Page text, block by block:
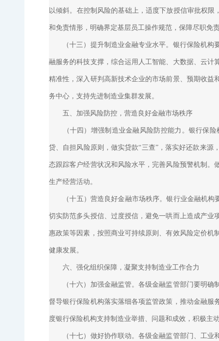
以倾斜。在控制风险的基础上，适度下放授信审批权
和免责情形，明确界定基层员工操作规范，保障尽职免
（十三）提升制造业金融专业水平。银行保险机构
融服务的科技支撑，综合运用人工智能、大数据、云
精准性，深入研判高新技术企业的市场前景、预期收
务中心，支持先进制造业集群发展。
五、加强风险防控，营造良好金融市场秩序
（十四）增强制造业金融风险防控能力。银行保险
贷、自担风险原则，做实贷款“三查”，落实好还款来
态跟踪客户经营状况和风险水平，完善风险预警机制
生产经营活动。
（十五）营造良好金融市场秩序。银行业金融机构要
切实防范多头授信、过度授信，避免一哄而上造成产
惠政策等因素，按照商业可持续原则、有效风险定价
健康发展。
六、强化组织保障，凝聚支持制造业工作合力
（十六）加强金融监管。各级金融监管部门要明确
督导银行保险机构落实落细各项监管政策，推动金融
度银行保险机构支持制造业举措、问题和成效，积极主
（十七）做好协作联动。各级金融监管部门、工业